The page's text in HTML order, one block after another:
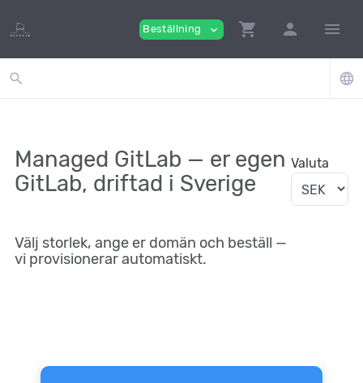
Beställning expand_more shopping_cart person menu
search language
Managed GitLab — er egen
GitLab, driftad i Sverige
Välj storlek, ange er domän och beställ —
vi provisionerar automatiskt.
Valuta